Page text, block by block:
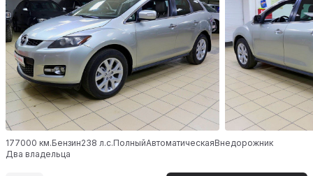
177000 км.Бензин238 л.с.ПолныйАвтоматическаяВнедорожник
Два владельца